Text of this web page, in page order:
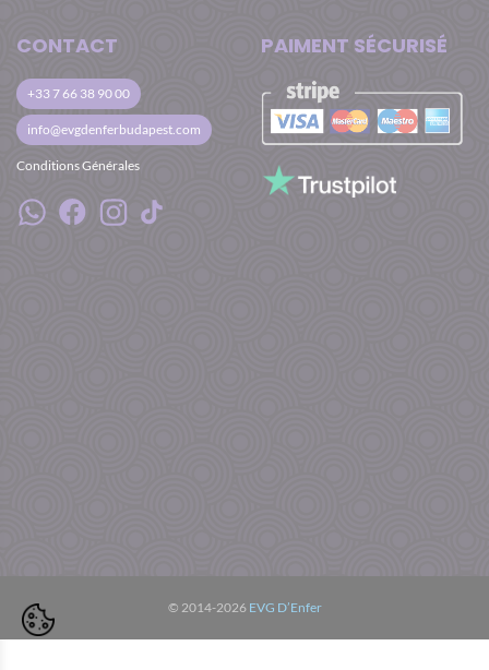
CONTACT
+33 7 66 38 90 00
info@evgdenferbudapest.com
Conditions Générales
PAIMENT SÉCURISÉ
© 2014-2026 EVG D’Enfer